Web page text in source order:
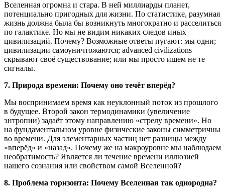
Вселенная огромна и стара. В ней миллиарды планет,
потенциально пригодных для жизни. По статистике, разумная
жизнь должна была бы возникнуть многократно и расселиться
по галактике. Но мы не видим никаких следов иных
цивилизаций. Почему? Возможные ответы пугают: мы одни;
цивилизации самоуничтожаются; advanced civilizations
скрывают своё существование; или мы просто ищем не те
сигналы.
7. Природа времени: Почему оно течёт вперёд?
Мы воспринимаем время как неуклонный поток из прошлого
в будущее. Второй закон термодинамики (увеличение
энтропии) задаёт этому направлению «стрелу времени». Но
на фундаментальном уровне физические законы симметричны
во времени. Для элементарных частиц нет разницы между
«вперёд» и «назад». Почему же на макроуровне мы наблюдаем
необратимость? Является ли течение времени иллюзией
нашего сознания или свойством самой Вселенной?
8. Проблема горизонта: Почему Вселенная так однородна?